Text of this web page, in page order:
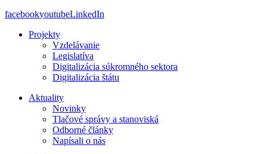
facebookyoutubeLinkedIn
Projekty
Vzdelávanie
Legislatíva
Digitalizácia súkromného sektora
Digitalizácia štátu
Aktuality
Novinky
Tlačové správy a stanoviská
Odborné články
Napísali o nás